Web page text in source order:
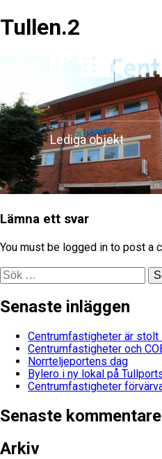
Skip
to
Lediga objekt
Tullen.2
Lämna ett svar
You must be logged in to post a
Sök
efter:
Senaste inläggen
Centrumfastigheter är
Centrumfastigheter och
Norrteljeportens dag
Bylero i ny lokal på
Centrumfastigheter
Senaste
Arkiv